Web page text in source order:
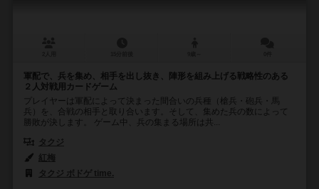
軍配で、兵を集め、相手を出し抜き、陣形を組み上げる戦略性のある
２人対戦用カードゲーム
プレイヤーは軍配によって決まった間合いの兵種（槍兵・砲兵・馬
兵）を、合戦の相手と取り合います。そして、集めた兵の数によって
勝敗が決します。 ゲーム中、兵の集まる場所は共...
タクジ
紅梅
タクジ ボドゲ time.